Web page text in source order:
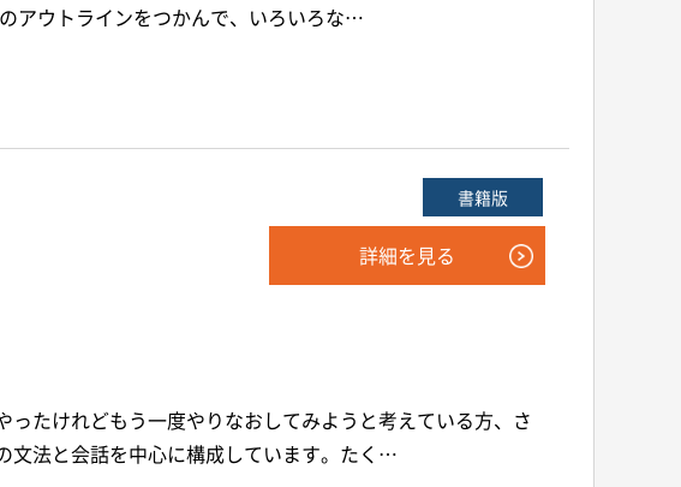
アウトラインをつかんで、いろいろな…
たけれどもう一度やりなおしてみようと考えている方、さ
文法と会話を中心に構成しています。たく…
書籍版
詳細を見る